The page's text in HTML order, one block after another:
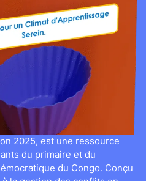
2025, est une ressource
du primaire et du
du Congo. Conçu